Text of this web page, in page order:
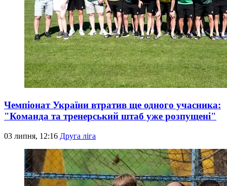
Чемпіонат України втратив ще одного учасника:
"Команда та тренерський штаб уже розпущені"
03 липня, 12:16 Друга ліга